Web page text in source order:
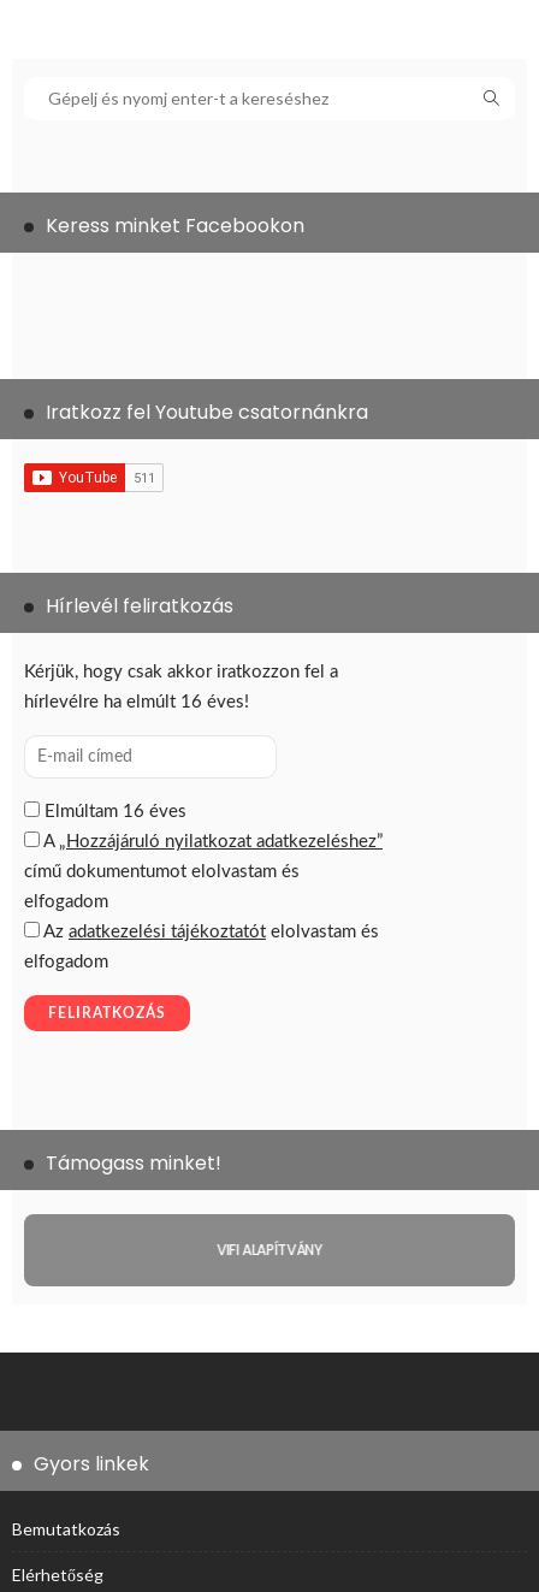
Keress minket Facebookon
Iratkozz fel Youtube csatornánkra
Hírlevél feliratkozás
Támogass minket!
VIFI ALAPÍTVÁNY
Gyors linkek
Bemutatkozás
Elérhetőség